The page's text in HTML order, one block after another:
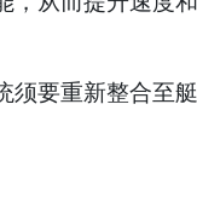
要重新整合至